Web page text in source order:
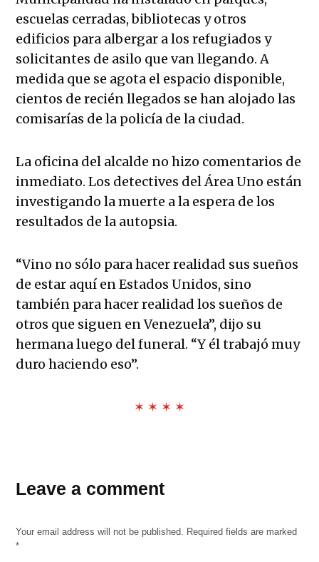
escuelas cerradas, bibliotecas y otros
edificios para albergar a los refugiados y
solicitantes de asilo que van llegando. A
medida que se agota el espacio disponible,
cientos de recién llegados se han alojado las
comisarías de la policía de la ciudad.
La oficina del alcalde no hizo comentarios de
inmediato. Los detectives del Área Uno están
investigando la muerte a la espera de los
resultados de la autopsia.
“Vino no sólo para hacer realidad sus sueños
de estar aquí en Estados Unidos, sino
también para hacer realidad los sueños de
otros que siguen en Venezuela”, dijo su
hermana luego del funeral. “Y él trabajó muy
duro haciendo eso”.
✶ ✶ ✶ ✶
Leave a comment
Your email address will not be published. Required fields are marked
*